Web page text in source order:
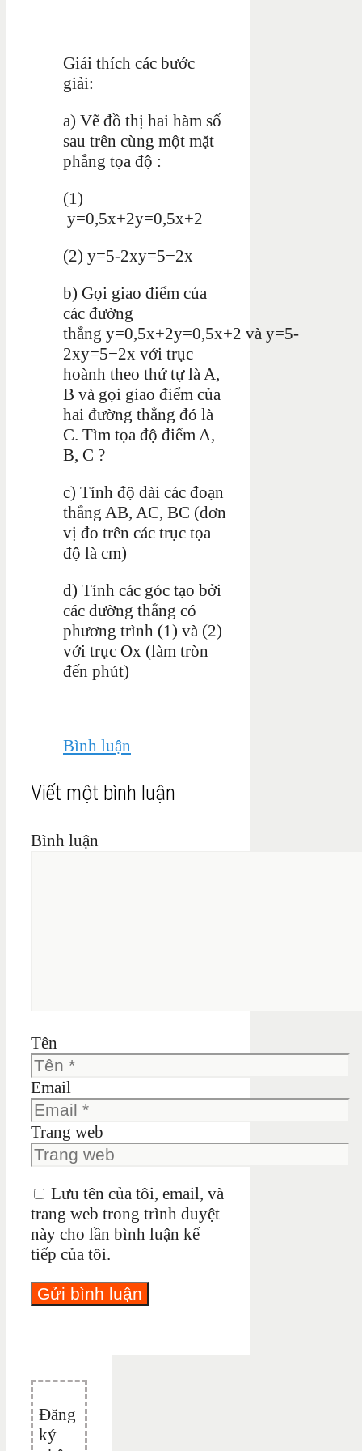
Giải thích các bước
giải:
a) Vẽ đồ thị hai hàm số
sau trên cùng một mặt
phẳng tọa độ :
(1)
y=0,5x+2y=0,5x+2
(2) y=5-2xy=5−2x
b) Gọi giao điểm của
các đường
thẳng y=0,5x+2y=0,5x+2 và y=5-
2xy=5−2x với trục
hoành theo thứ tự là A,
B và gọi giao điểm của
hai đường thẳng đó là
C. Tìm tọa độ điểm A,
B, C ?
c) Tính độ dài các đoạn
thẳng AB, AC, BC (đơn
vị đo trên các trục tọa
độ là cm)
d) Tính các góc tạo bởi
các đường thẳng có
phương trình (1) và (2)
với trục Ox (làm tròn
đến phút)
Bình luận
Viết một bình luận
Bình luận
Tên
Email
Trang web
Lưu tên của tôi, email, và
trang web trong trình duyệt
này cho lần bình luận kế
tiếp của tôi.
Đăng
ký